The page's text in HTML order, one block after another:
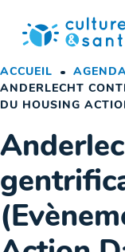
contenu
ACCUEIL
ANDERLECHT
DU HOUSING